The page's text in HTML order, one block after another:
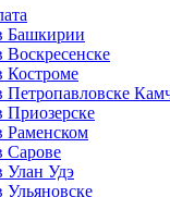
Башкирии
Костроме
Раменском
Сарове
Улан Удэ